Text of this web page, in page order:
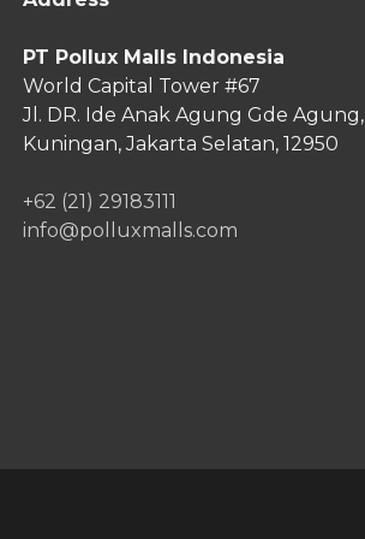
PT Pollux Malls Indonesia
World Capital Tower #67
Jl. DR. Ide Anak Agung Gde Agung,
Kuningan, Jakarta Selatan, 12950
+62 (21) 29183111
info@polluxmalls.com